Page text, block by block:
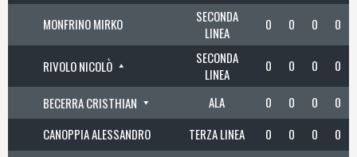
MONFRINO MIRKO
SECONDA
LINEA
0 0 0 0
RIVOLO NICOLÒ
SECONDA
LINEA
0 0 0 0
BECERRA CRISTHIAN ALA 0 0 0
0
CANOPPIA ALESSANDRO
TERZA LINEA 0 0 0
0